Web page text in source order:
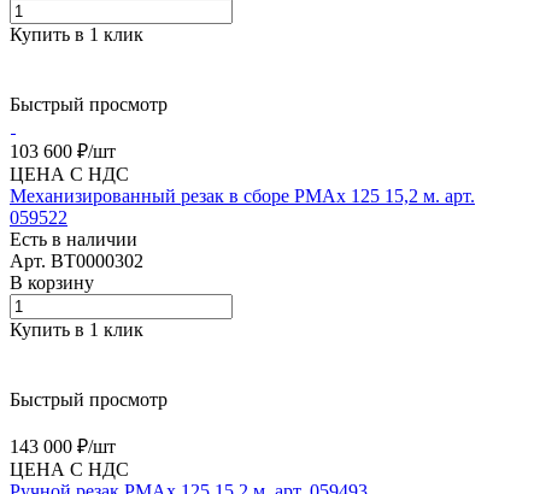
Купить в 1 клик
Быстрый просмотр
103 600 ₽/шт
ЦЕНА С НДС
Механизированный резак в сборе PMAx 125 15,2 м. арт.
059522
Есть в наличии
Арт. BT0000302
В корзину
Купить в 1 клик
Быстрый просмотр
143 000 ₽/шт
ЦЕНА С НДС